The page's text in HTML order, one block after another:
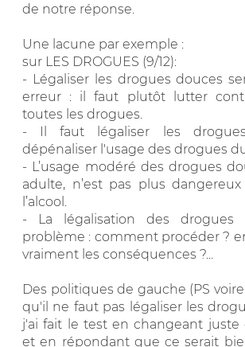
de notre réponse.
Une lacune par exemple :
sur LES DROGUES (9/12):
- Légaliser les drogues douces
erreur : il faut plutôt lutter
toutes les drogues.
- Il faut légaliser les
dépénaliser l'usage des drogues
- L’usage modéré des drogues
adulte, n’est pas plus
l’alcool.
- La légalisation des drogues
problème : comment procéder ?
vraiment les conséquences ?...
Des politiques de gauche (PS
qu'il ne faut pas légaliser les
j'ai fait le test en changeant juste
et en répondant que ce serait